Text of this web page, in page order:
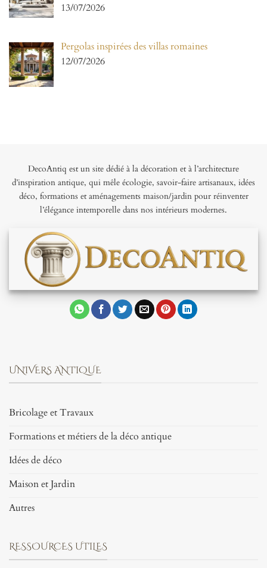
13/07/2026
Pergolas inspirées des villas romaines
12/07/2026
DecoAntiq est un site dédié à la décoration et à l’architecture
d’inspiration antique, qui mêle écologie, savoir-faire artisanaux, idées
déco, formations et aménagements maison/jardin pour réinventer
l’élégance intemporelle dans nos intérieurs modernes.
UNIVERS ANTIQUE
Bricolage et Travaux
Formations et métiers de la déco antique
Idées de déco
Maison et Jardin
Autres
RESSOURCES UTILES